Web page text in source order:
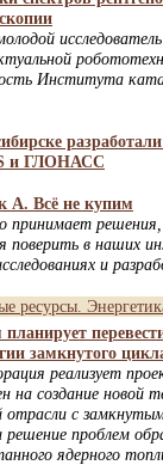
Института
и ГЛОНАСС
А. Всё не купим
принимает решения,
поверить в наших
и
ресурсы.
планирует
замкнутого
реализует
на создание новой
отрасли с
решение проблем
ядерного